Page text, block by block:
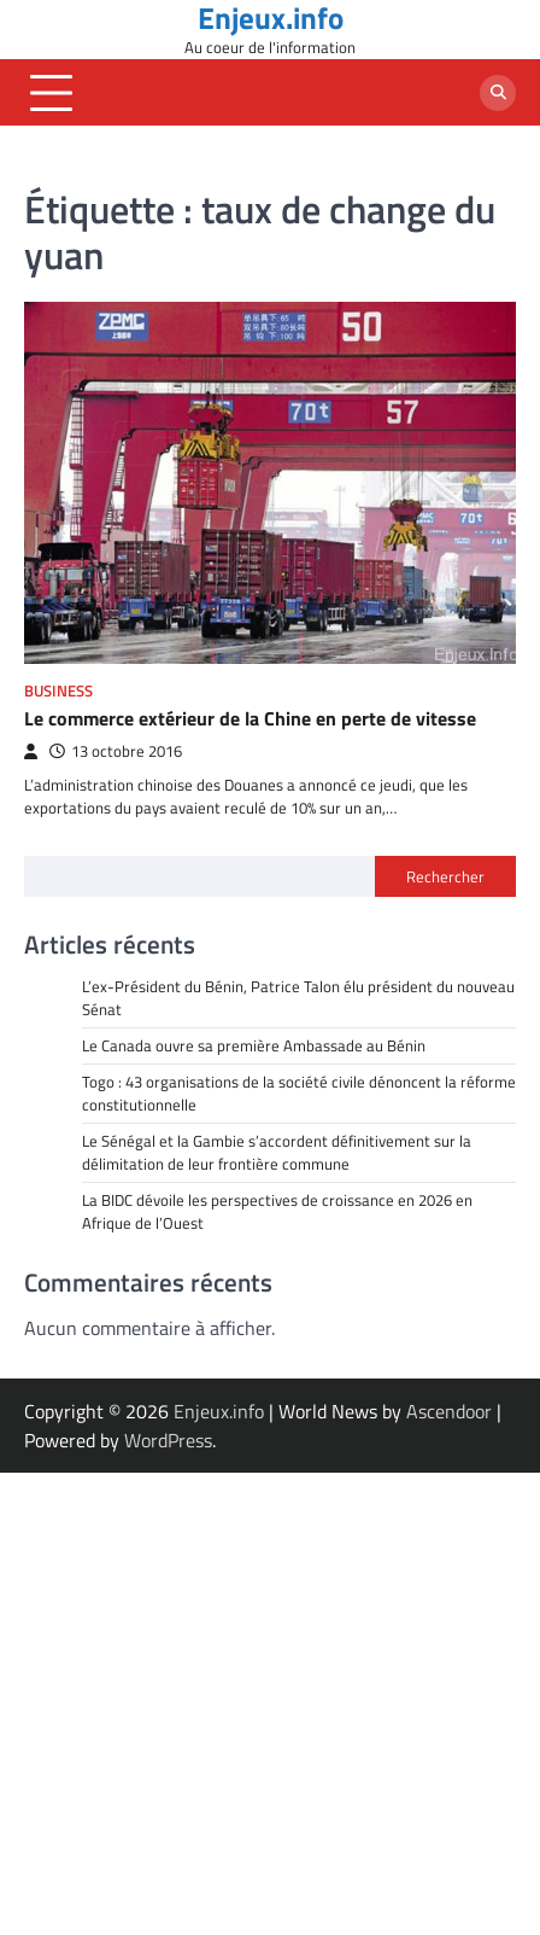
content
Enjeux.info
Au coeur de l'information
Étiquette :taux de change du
yuan
BUSINESS
Le commerce extérieur de la Chine en perte de vitesse
13 octobre 2016
L’administration chinoise des Douanes a annoncé ce jeudi, que les
exportations du pays avaient reculé de 10% sur un an,…
Rechercher
Articles récents
L’ex-Président du Bénin, Patrice Talon élu président du nouveau
Sénat
Le Canada ouvre sa première Ambassade au Bénin
Togo : 43 organisations de la société civile dénoncent la réforme
constitutionnelle
Le Sénégal et la Gambie s’accordent définitivement sur la
délimitation de leur frontière commune
La BIDC dévoile les perspectives de croissance en 2026 en
Afrique de l’Ouest
Commentaires récents
Aucun commentaire à afficher.
Copyright © 2026 Enjeux.info | World News byAscendoor |
Powered byWordPress.